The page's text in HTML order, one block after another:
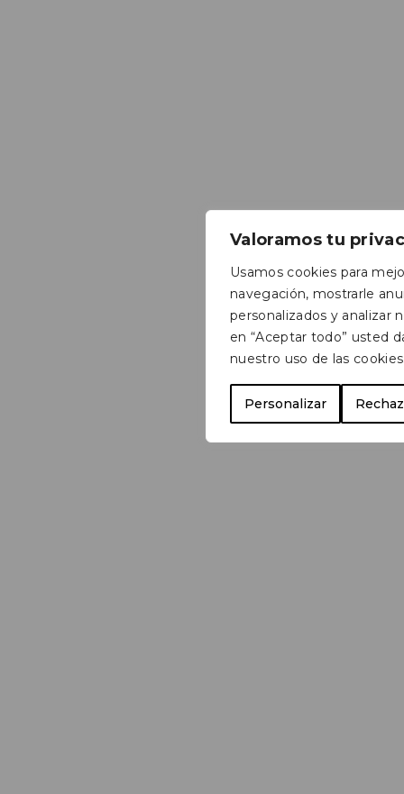
Valoramos tu
Usamos cookies para
navegación, mostrarle
personalizados y analizar
en “Aceptar todo” usted
nuestro uso de las
Personalizar